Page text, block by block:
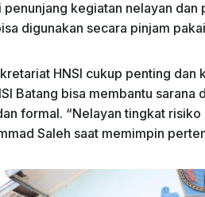
kegiatan nelayan
digunakan secara pinjam
HNSI cukup penting
Batang bisa membantu
formal. “Nelayan tingkat
Saleh saat memimpin